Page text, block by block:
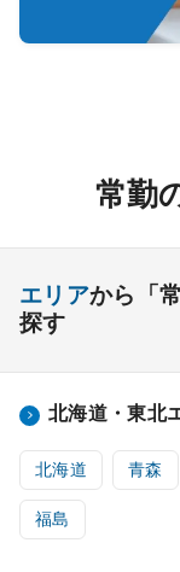
常勤
エリアから「
探す
北海道・東北
北海道 青森
福島